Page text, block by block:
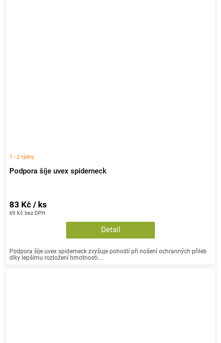
Podpora šíje uvex spiderneck
1 - 2 týdny
69 Kč bez DPH
83 Kč / ks
Detail
Podpora šíje uvex spiderneck zvyšuje pohodlí při nošení ochranných přileb
díky lepšímu rozložení hmotnosti....